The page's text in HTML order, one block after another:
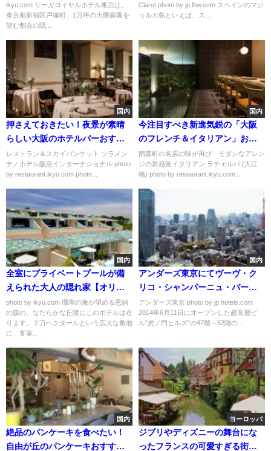
ikyu.com リーガロイヤルホテル東京は、
東京都新宿区戸塚町、1万坪の大隈庭園を
望む都会の隠...
Claret photo by jp.lhw.com スペインのマジ
ョルカ島といえば、ス...
国内
押さえておきたい！夜景が素晴
らしい大阪のホテルバーおすす
め５選
レストラン＆スカイバンケット ソラメン
テ／ホテル阪急インターナショナル photo
by restaurant.ikyu.com photo...
国内
今注目すべき新進気鋭の「大阪
のフレンチ＆イタリアン」おす
すめ５選
南森町の名店の味が再び モダンなアレン
ジの新感覚イタリアン ラチェルバ (大江
橋) photo by restaurant.ikyu.com...
国内
全室にプライベートプールが備
えられた大人の隠れ家【オリエ
ンタルヒルズ沖縄】
photo by ikyu.com 珊瑚の海が望める恩納
の森の、なだらかな丘陵にこのホテルは在
ります。２万ヘクタールという広大な敷地
に、客室...
国内
アンダーズ東京にてヴーヴ・ク
リコ・シャンパーニュ・バーが
期間限定オープン
アンダーズ東京 photo by jp.hotels.com
2014年6月11日にオープンした超高層ビ
ル"虎ノ門ヒルズ"の47階～52階の...
国内
絶品のパンケーキを食べたい！
自由が丘のパンケーキおすすめ
ヨーロッパ
ジブリやディズニーの舞台にな
ったフランスの可愛すぎる街